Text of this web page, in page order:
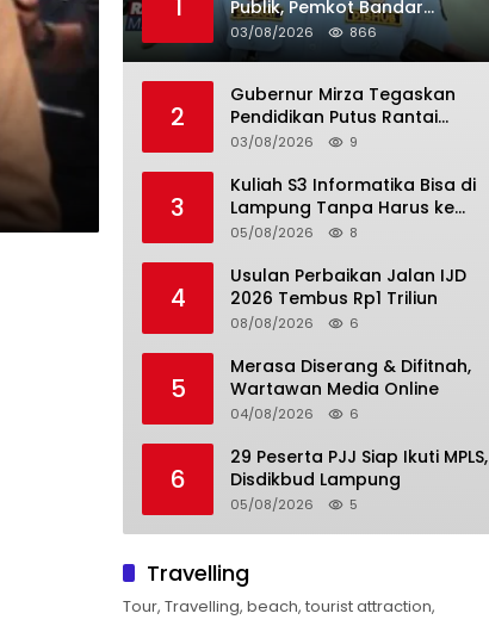
1
Publik, Pemkot Bandar
Lampung Uji Coba Bus Umum
03/08/2026 866
2
Gubernur Mirza Tegaskan
Pendidikan Putus Rantai
Kemiskinan
03/08/2026 9
3
Kuliah S3 Informatika Bisa di
Lampung Tanpa Harus ke
Luar Daerah
05/08/2026 8
4
Usulan Perbaikan Jalan IJD
2026 Tembus Rp1 Triliun
08/08/2026 6
5
Merasa Diserang & Difitnah,
Wartawan Media Online
04/08/2026 6
6
29 Peserta PJJ Siap Ikuti MPLS,
Disdikbud Lampung
05/08/2026 5
Travelling
Tour, Travelling, beach, tourist attraction,